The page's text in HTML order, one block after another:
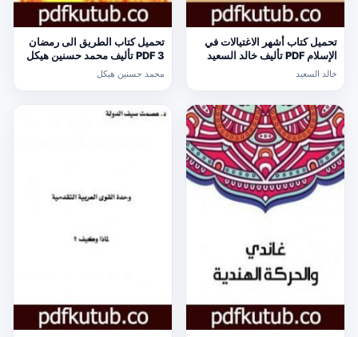
تحميل كتاب أشهر الاغتيالات في
الإسلام PDF تأليف خالد السعيد
مجانا [كامل]
خالد السعيد
تحميل كتاب الطريق الى رمضان
3 PDF تأليف محمد حسنين هيكل
محمد حسنين هيكل